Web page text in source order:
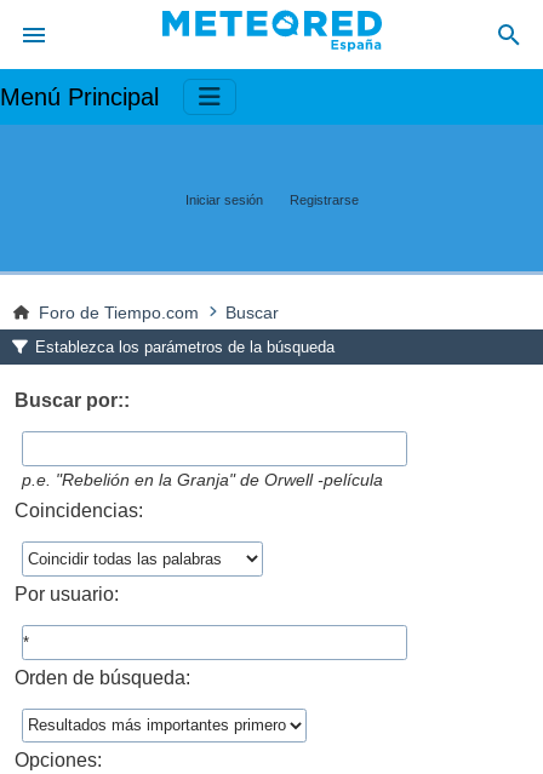
Menú Principal
Iniciar sesión Registrarse
Foro de Tiempo.com Buscar
Establezca los parámetros de la búsqueda
Buscar por::
p.e. "Rebelión en la Granja" de Orwell -película
Coincidencias:
Por usuario:
Orden de búsqueda:
Opciones: